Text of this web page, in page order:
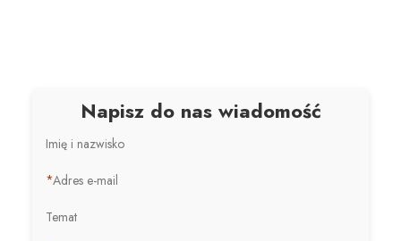
Napisz do nas wiadomość
Imię i nazwisko
*Adres e-mail
Temat